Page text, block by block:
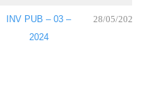
INV PUB – 03 –
2024
28/05/2024